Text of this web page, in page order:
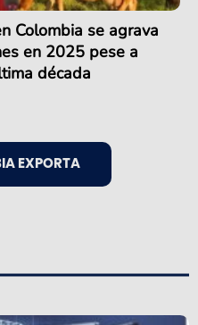
Colombia se agrava
en 2025 pese a
década
EXPORTA